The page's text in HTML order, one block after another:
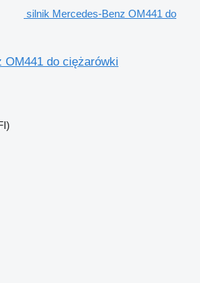
silnik Mercedes-Benz OM441 do
OM441 do ciężarówki